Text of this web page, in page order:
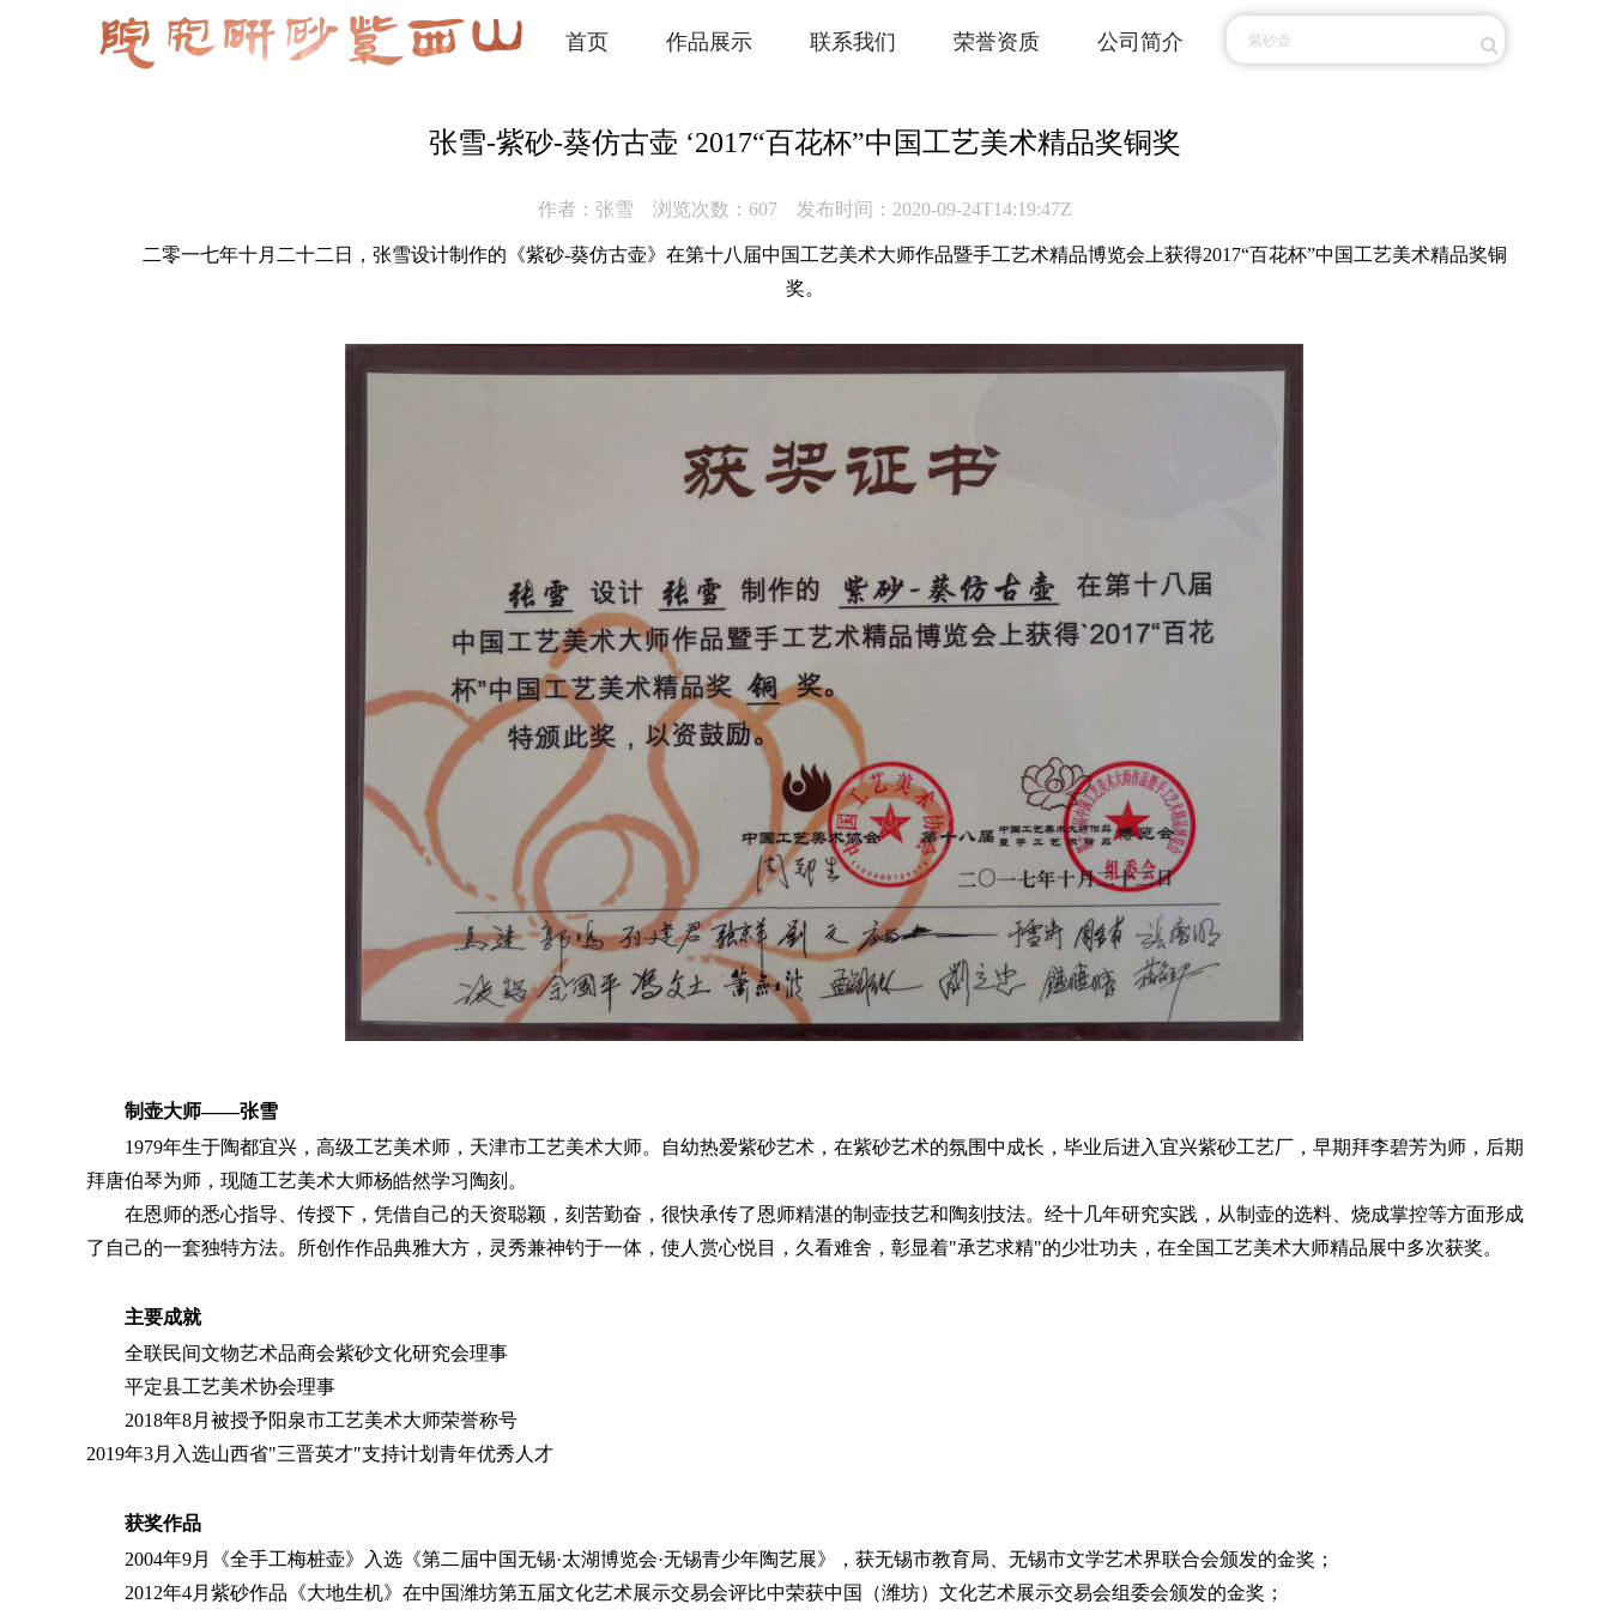
首页 作品展示 联系我们 荣誉资质 公司简介
张雪-紫砂-葵仿古壶 ‘2017“百花杯”中国工艺美术精品奖铜奖
作者：张雪 浏览次数：607 发布时间：2020-09-24T14:19:47Z
二零一七年十月二十二日，张雪设计制作的《紫砂-葵仿古壶》在第十八届中国工艺美术大师作品暨手工艺术精品博览会上获得2017“百花杯”中国工艺美术精品奖铜
奖。
制壶大师——张雪
1979年生于陶都宜兴，高级工艺美术师，天津市工艺美术大师。自幼热爱紫砂艺术，在紫砂艺术的氛围中成长，毕业后进入宜兴紫砂工艺厂，早期拜李碧芳为师，后期
拜唐伯琴为师，现随工艺美术大师杨皓然学习陶刻。
在恩师的悉心指导、传授下，凭借自己的天资聪颖，刻苦勤奋，很快承传了恩师精湛的制壶技艺和陶刻技法。经十几年研究实践，从制壶的选料、烧成掌控等方面形成
了自己的一套独特方法。所创作作品典雅大方，灵秀兼神钓于一体，使人赏心悦目，久看难舍，彰显着"承艺求精"的少壮功夫，在全国工艺美术大师精品展中多次获奖。
主要成就
全联民间文物艺术品商会紫砂文化研究会理事
平定县工艺美术协会理事
2018年8月被授予阳泉市工艺美术大师荣誉称号
2019年3月入选山西省"三晋英才″支持计划青年优秀人才
获奖作品
2004年9月《全手工梅桩壶》入选《第二届中国无锡·太湖博览会·无锡青少年陶艺展》，获无锡市教育局、无锡市文学艺术界联合会颁发的金奖；
2012年4月紫砂作品《大地生机》在中国潍坊第五届文化艺术展示交易会评比中荣获中国（潍坊）文化艺术展示交易会组委会颁发的金奖；